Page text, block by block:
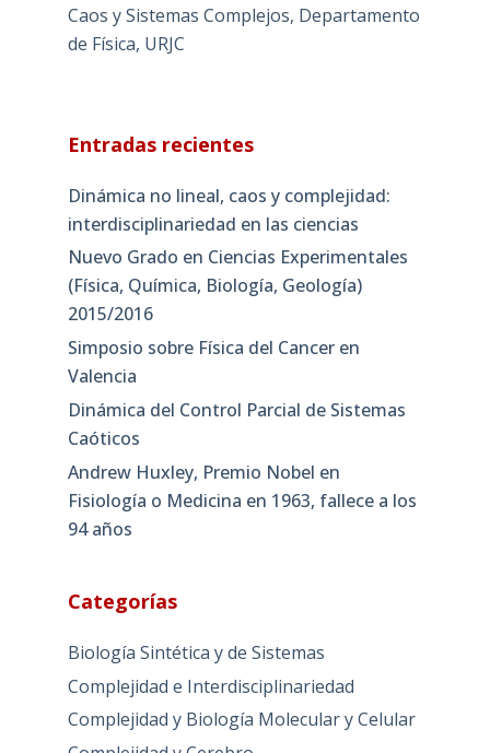
Caos y Sistemas Complejos, Departamento
de Física, URJC
Entradas recientes
Dinámica no lineal, caos y complejidad:
interdisciplinariedad en las ciencias
Nuevo Grado en Ciencias Experimentales
(Física, Química, Biología, Geología)
2015/2016
Simposio sobre Física del Cancer en
Valencia
Dinámica del Control Parcial de Sistemas
Caóticos
Andrew Huxley, Premio Nobel en
Fisiología o Medicina en 1963, fallece a los
94 años
Categorías
Biología Sintética y de Sistemas
Complejidad e Interdisciplinariedad
Complejidad y Biología Molecular y Celular